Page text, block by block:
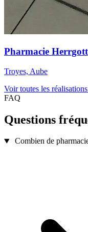
Pharmacie Herrgott
Troyes, Aube
Voir toutes les
FAQ
Questions
Combien de